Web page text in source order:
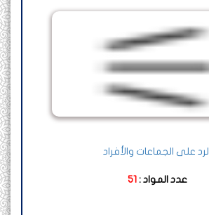
الرد على الجماعات والأفراد
عدد المواد : 51